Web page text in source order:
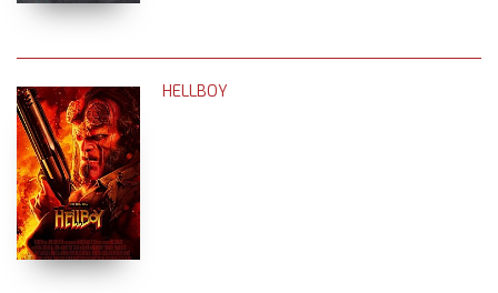
HELLBOY